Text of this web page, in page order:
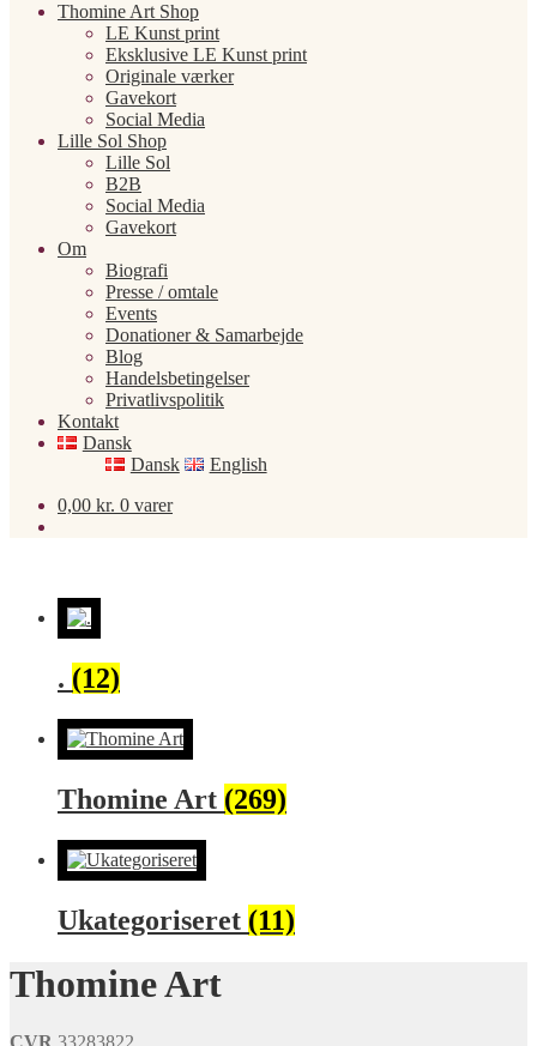
Thomine Art Shop
LE Kunst print
Eksklusive LE Kunst print
Originale værker
Gavekort
Social Media
Lille Sol Shop
Lille Sol
B2B
Social Media
Gavekort
Om
Biografi
Presse / omtale
Events
Donationer & Samarbejde
Blog
Handelsbetingelser
Privatlivspolitik
Kontakt
Dansk
Dansk
English
0,00 kr. 0 varer
. (12)
Thomine Art (269)
Ukategoriseret (11)
Thomine Art